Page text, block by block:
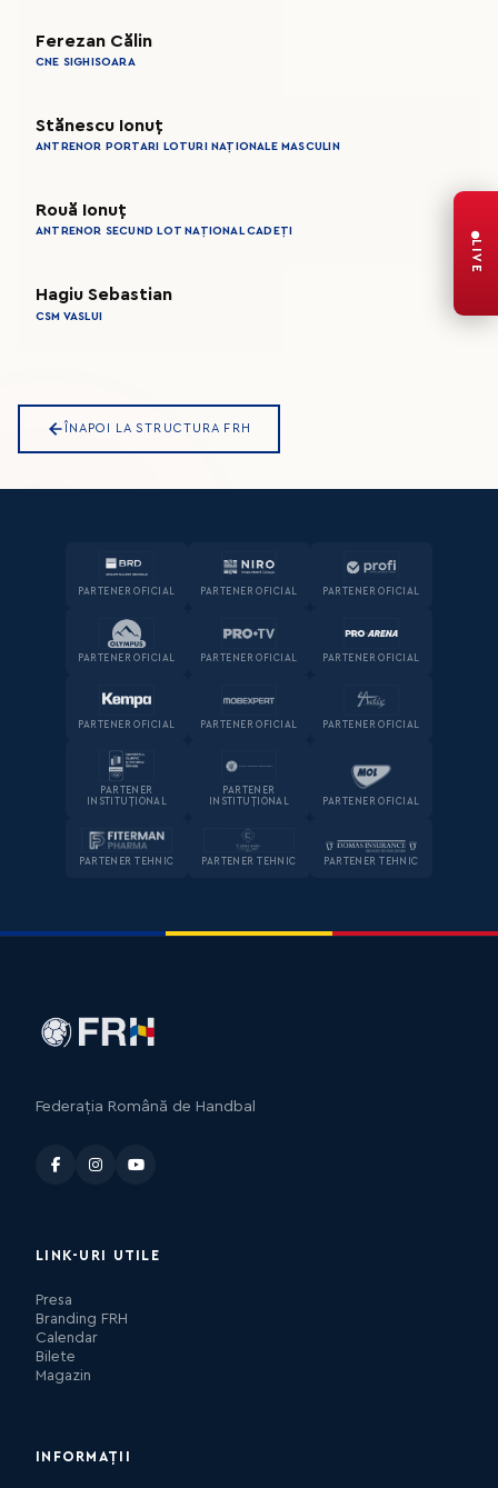
Ferezan Călin
CNE SIGHISOARA
Stănescu Ionuț
ANTRENOR PORTARI LOTURI NAȚIONALE MASCULIN
Rouă Ionuț
ANTRENOR SECUND LOT NAȚIONAL CADEȚI
Hagiu Sebastian
CSM VASLUI
ÎNAPOI LA STRUCTURA FRH
PARTENER OFICIAL PARTENER OFICIAL PARTENER OFICIAL
PARTENER OFICIAL PARTENER OFICIAL PARTENER OFICIAL
PARTENER OFICIAL PARTENER OFICIAL PARTENER OFICIAL
PARTENER
INSTITUȚIONAL
PARTENER
INSTITUȚIONAL
PARTENER OFICIAL
PARTENER TEHNIC PARTENER TEHNIC PARTENER TEHNIC
LIVE
Federația Română de Handbal
LINK-URI UTILE
Presa
Branding FRH
Calendar
Bilete
Magazin
INFORMAȚII